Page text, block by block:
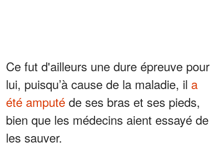
Ce fut d'ailleurs une dure épreuve pour
lui, puisqu’à cause de la maladie, il a
été amputé de ses bras et ses pieds,
bien que les médecins aient essayé de
les sauver.